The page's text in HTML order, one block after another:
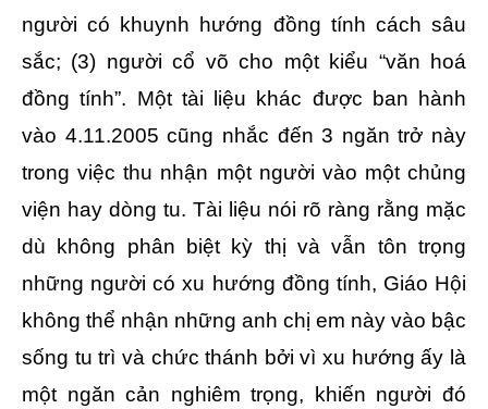
người có khuynh hướng đồng tính cách sâu
sắc; (3) người cổ võ cho một kiểu “văn hoá
đồng tính”. Một tài liệu khác được ban hành
vào 4.11.2005 cũng nhắc đến 3 ngăn trở này
trong việc thu nhận một người vào một chủng
viện hay dòng tu. Tài liệu nói rõ ràng rằng mặc
dù không phân biệt kỳ thị và vẫn tôn trọng
những người có xu hướng đồng tính, Giáo Hội
không thể nhận những anh chị em này vào bậc
sống tu trì và chức thánh bởi vì xu hướng ấy là
một ngăn cản nghiêm trọng, khiến người đó